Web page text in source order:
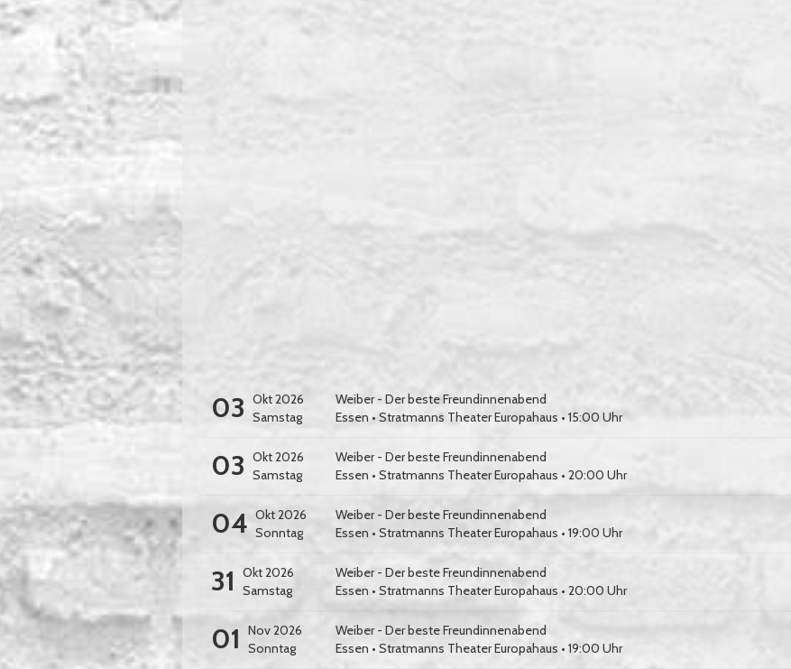
03 Okt 2026
Samstag
Weiber - Der beste Freundinnenabend
Essen •Stratmanns Theater Europahaus • 15:00 Uhr
03 Okt 2026
Samstag
Weiber - Der beste Freundinnenabend
Essen •Stratmanns Theater Europahaus • 20:00 Uhr
04 Okt 2026
Sonntag
Weiber - Der beste Freundinnenabend
Essen •Stratmanns Theater Europahaus • 19:00 Uhr
31
Okt 2026
Samstag
Weiber - Der beste Freundinnenabend
Essen •Stratmanns Theater Europahaus • 20:00 Uhr
01
Nov 2026
Sonntag
Weiber - Der beste Freundinnenabend
Essen •Stratmanns Theater Europahaus • 19:00 Uhr